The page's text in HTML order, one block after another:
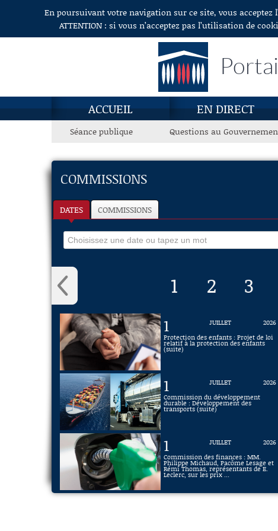
Aller au contenuEn poursuivant votre navigation sur ce site, vous
ATTENTION : si vous n’acceptez pas l’utilisation de
ACCUEIL EN DIRECT
Séance publique Questions au
COMMISSIONS
DATES COMMISSIONS
1 2 3
1 JUILLET
2026
Protection des enfants : Projet de loi
relatif à la protection des enfants
(suite)
1 JUILLET
2026
Commission du développement
durable : Développement des
transports (suite)
1 JUILLET
2026
Commission des finances : MM.
Philippe Michaud, Pacôme Lesage et
Rémi Thomas, représentants de E.
Leclerc, sur les prix ...